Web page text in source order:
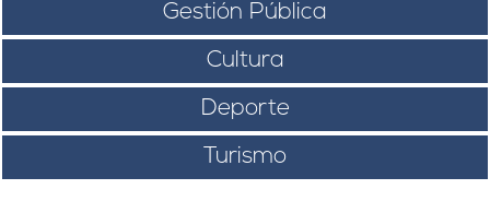
Gestión Pública
Cultura
Deporte
Turismo